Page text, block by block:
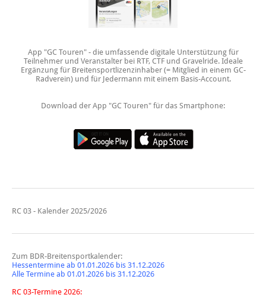
App "GC Touren" - die umfassende digitale Unterstützung für
Teilnehmer und Veranstalter bei RTF, CTF und Gravelride. Ideale
Ergänzung für Breitensportlizenzinhaber (= Mitglied in einem GC-
Radverein) und für Jedermann mit einem Basis-Account.
Download der App "GC Touren" für das Smartphone:
RC 03 - Kalender 2025/2026
Zum BDR-Breitensportkalender:
Hessentermine ab 01.01.2026 bis 31.12.2026
Alle Termine ab 01.01.2026 bis 31.12.2026
RC 03-Termine 2026: